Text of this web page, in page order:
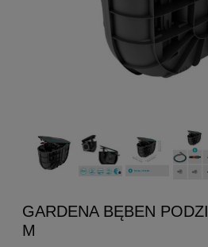
GARDENA BĘBEN
M